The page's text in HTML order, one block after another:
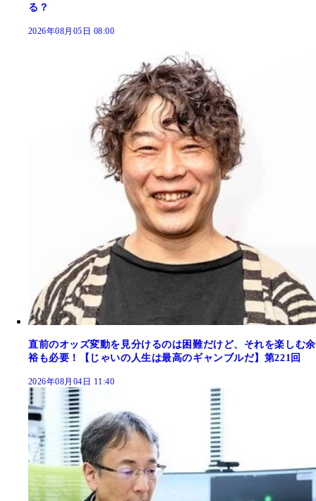
る？
2026年08月05日 08:00
直前のオッズ変動を見分けるのは困難だけど、それを楽しむ余
裕も必要！【じゃいの人生は最高のギャンブルだ】第221回
2026年08月04日 11:40